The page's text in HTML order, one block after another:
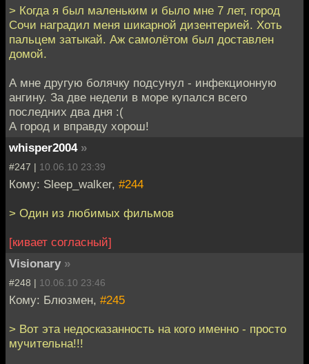
> Когда я был маленьким и было мне 7 лет, город
Сочи наградил меня шикарной дизентерией. Хоть
пальцем затыкай. Аж самолётом был доставлен
домой.
А мне другую болячку подсунул - инфекционную
ангину. За две недели в море купался всего
последних два дня :(
А город и вправду хорош!
whisper2004 »
#247 | 10.06.10 23:39
Кому: Sleep_walker, #244
> Один из любимых фильмов
[кивает согласный]
Visionary »
#248 | 10.06.10 23:46
Кому: Блюзмен, #245
> Вот эта недосказанность на кого именно - просто
мучительна!!!